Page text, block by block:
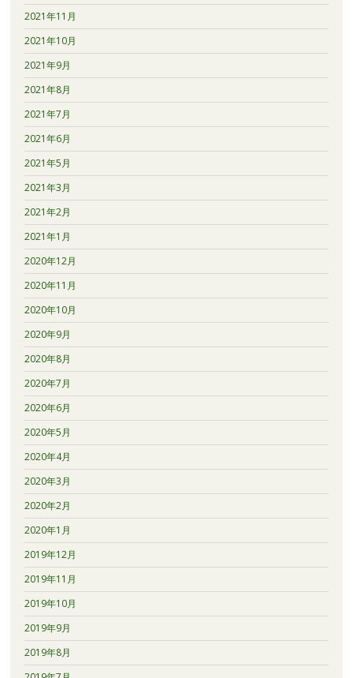
2021年11月
2021年10月
2021年9月
2021年8月
2021年7月
2021年6月
2021年5月
2021年3月
2021年2月
2021年1月
2020年12月
2020年11月
2020年10月
2020年9月
2020年8月
2020年7月
2020年6月
2020年5月
2020年4月
2020年3月
2020年2月
2020年1月
2019年12月
2019年11月
2019年10月
2019年9月
2019年8月